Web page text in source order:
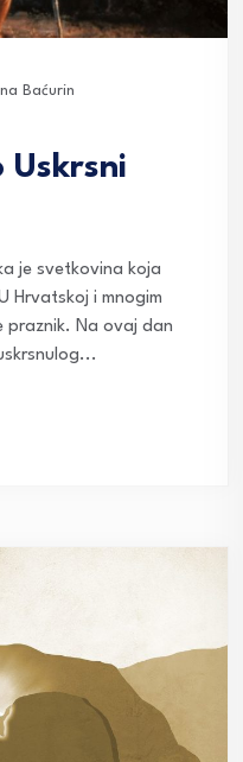
Baćurin
Uskrsni
je svetkovina koja
Hrvatskoj i mnogim
praznik. Na ovaj dan